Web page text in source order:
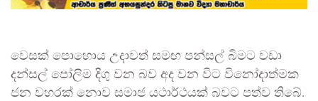
වෙසක් පොහොය උදාවත් සමඟ පන්සල් බිමට වඩා
දන්සල් පෝලිම දිගු වන බව අද වන විට විනෝදාත්මක
ජන වහරක් නොව සමාජ යථාර්ථයක් බවට පත්ව තිබේ.